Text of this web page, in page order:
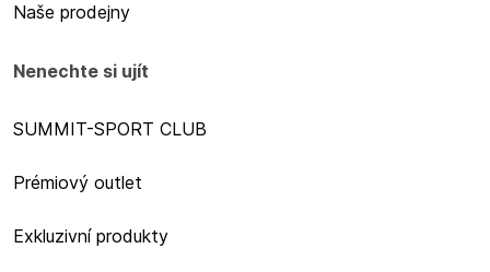
Naše prodejny
Nenechte si ujít
SUMMIT-SPORT CLUB
Prémiový outlet
Exkluzivní produkty